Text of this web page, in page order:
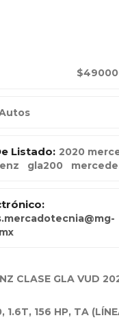
$
Listado: 2020
gla200
CLASE GLA VUD
1.6T, 156 HP, TA